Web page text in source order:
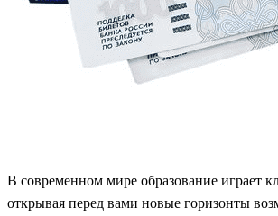
В современном мире образование играет
открывая перед вами новые горизонты